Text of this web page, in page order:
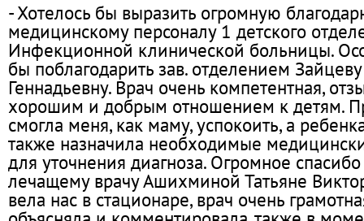
- Хотелось бы выразить огромную
медицинскому персоналу 1 детского
Инфекционной клинической больницы.
бы поблагодарить зав. отделением
Геннадьевну. Врач очень компетентная,
хорошим и добрым отношением к детям.
смогла меня, как маму, успокоить, а
также назначила необходимые
для уточнения диагноза. Огромное
лечащему врачу Ашихминой Татьяне
вела нас в стационаре, врач очень